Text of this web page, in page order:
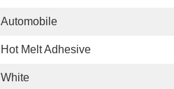
Automobile
Hot Melt Adhesive
White